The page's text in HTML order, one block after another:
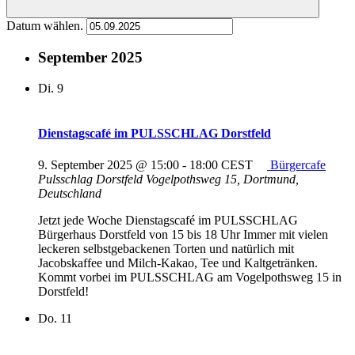
Datum wählen.
September 2025
Di. 9
Dienstagscafé im PULSSCHLAG Dorstfeld
9. September 2025 @ 15:00 - 18:00 CEST
Bürgercafe
Pulsschlag Dorstfeld Vogelpothsweg 15, Dortmund,
Deutschland
Jetzt jede Woche Dienstagscafé im PULSSCHLAG
Bürgerhaus Dorstfeld von 15 bis 18 Uhr Immer mit vielen
leckeren selbstgebackenen Torten und natürlich mit
Jacobskaffee und Milch-Kakao, Tee und Kaltgetränken.
Kommt vorbei im PULSSCHLAG am Vogelpothsweg 15 in
Dorstfeld!
Do. 11